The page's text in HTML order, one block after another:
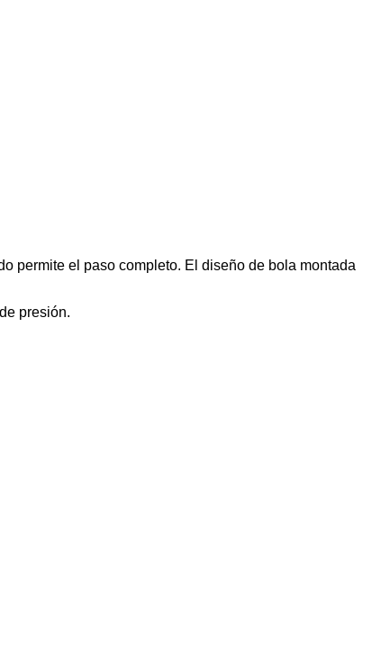
permite el paso completo. El diseño de bola montada
presión.